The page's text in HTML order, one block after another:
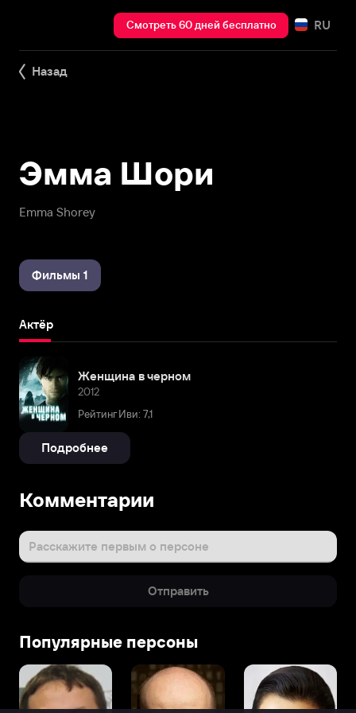
Смотреть 60 дней бесплатно RU
Назад
Emma Shorey
Эмма Шори
Фильмы 1
Актёр
Женщина в черном
2012
Рейтинг Иви: 7,1
Подробнее
Комментарии
Расскажите первым о персоне
Отправить
Популярные персоны